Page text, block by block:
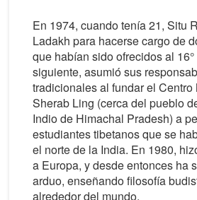
En 1974, cuando tenía 21, Situ
Ladakh para hacerse cargo de
que habían sido ofrecidos al
siguiente, asumió sus
tradicionales al fundar el Centro
Sherab Ling (cerca del pueblo
Indio de Himachal Pradesh) a
estudiantes tibetanos que se
el norte de la India. En 1980,
a Europa, y desde entonces ha
arduo, enseñando filosofía
alrededor del mundo.